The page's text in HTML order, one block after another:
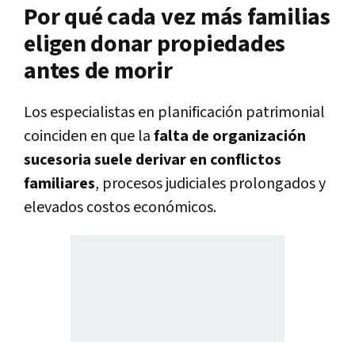
Por qué cada vez más familias
eligen donar propiedades
antes de morir
Los especialistas en planificación patrimonial
coinciden en que lafalta de organización
sucesoria suele derivar en conflictos
familiares, procesos judiciales prolongados y
elevados costos económicos.